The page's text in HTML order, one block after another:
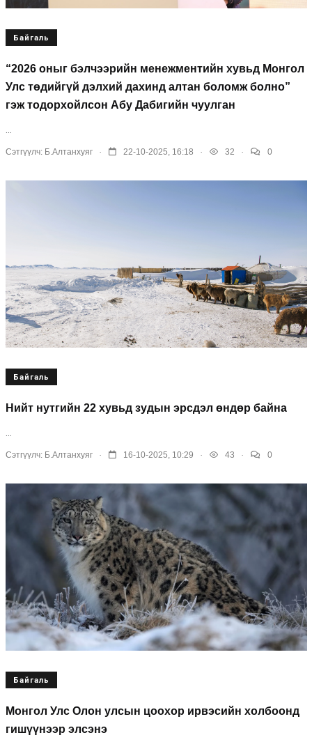
Байгаль
“2026 оныг бэлчээрийн менежментийн хувьд Монгол
Улс төдийгүй дэлхий дахинд алтан боломж болно”
гэж тодорхойлсон Абу Дабигийн чуулган
Сэтгүүлч: Б.Алтанхуяг . 22-10-2025, 16:18 . 32 . 0
Байгаль
Нийт нутгийн 22 хувьд зудын эрсдэл өндөр байна
Сэтгүүлч: Б.Алтанхуяг . 16-10-2025, 10:29 . 43 . 0
Байгаль
Монгол Улс Олон улсын цоохор ирвэсийн холбоонд
гишүүнээр элсэнэ